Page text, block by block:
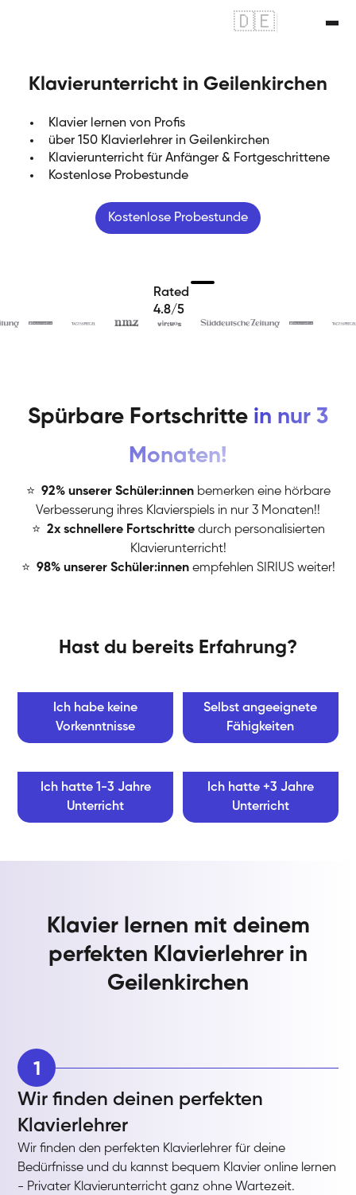
🇩🇪
Klavierunterricht in Geilenkirchen
Klavier lernen von Profis
über 150 Klavierlehrer in Geilenkirchen
Klavierunterricht für Anfänger & Fortgeschrittene
Kostenlose Probestunde
Kostenlose Probestunde
Rated
4.8/5
Spürbare Fortschritte in nur 3
Monaten!
⭐ 92% unserer Schüler:innen bemerken eine hörbare
Verbesserung ihres Klavierspiels in nur 3 Monaten!!
⭐ 2x schnellere Fortschritte durch personalisierten
Klavierunterricht!
⭐ 98% unserer Schüler:innen empfehlen SIRIUS weiter!
Hast du bereits Erfahrung?
Ich habe keine
Vorkenntnisse
Selbst angeeignete
Fähigkeiten
Ich hatte 1-3 Jahre
Unterricht
Ich hatte +3 Jahre
Unterricht
Klavier lernen mit deinem
perfekten Klavierlehrer in
Geilenkirchen
1
Wir finden deinen perfekten
Klavierlehrer
Wir finden den perfekten Klavierlehrer für deine
Bedürfnisse und du kannst bequem Klavier online lernen
- Privater Klavierunterricht ganz ohne Wartezeit.